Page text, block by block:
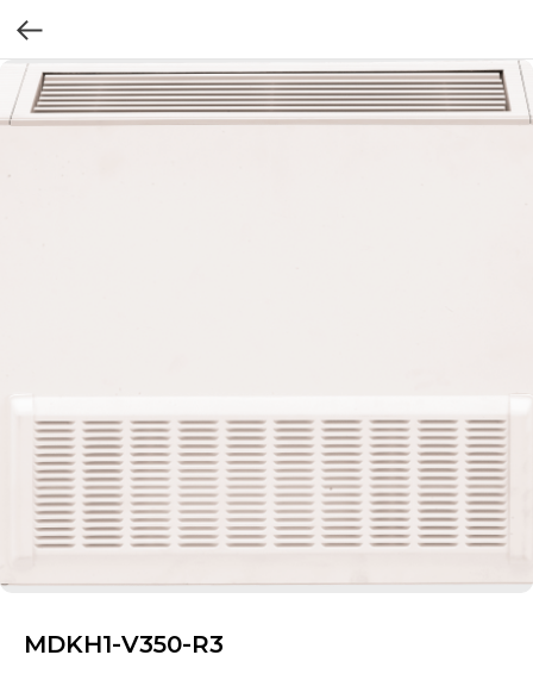
MDKH1-V350-R3